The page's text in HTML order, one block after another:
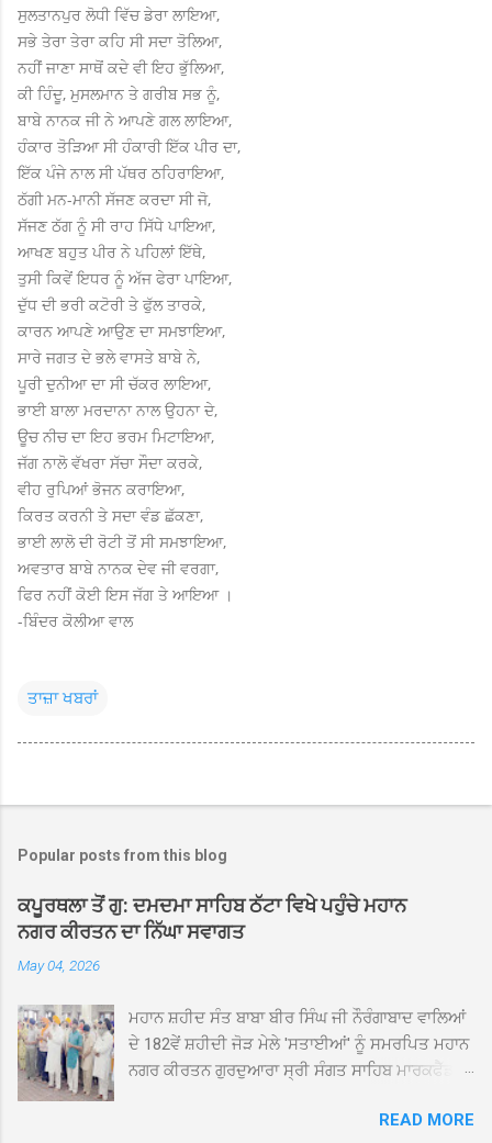
ਸੁਲਤਾਨਪੁਰ ਲੋਧੀ ਵਿੱਚ ਡੇਰਾ ਲਾਇਆ,
ਸਭੇ ਤੇਰਾ ਤੇਰਾ ਕਹਿ ਸੀ ਸਦਾ ਤੋਲਿਆ,
ਨਹੀਂ ਜਾਣਾ ਸਾਥੋਂ ਕਦੇ ਵੀ ਇਹ ਭੁੱਲਿਆ,
ਕੀ ਹਿੰਦੂ, ਮੁਸਲਮਾਨ ਤੇ ਗਰੀਬ ਸਭ ਨੂੰ,
ਬਾਬੇ ਨਾਨਕ ਜੀ ਨੇ ਆਪਣੇ ਗਲ ਲਾਇਆ,
ਹੰਕਾਰ ਤੋੜਿਆ ਸੀ ਹੰਕਾਰੀ ਇੱਕ ਪੀਰ ਦਾ,
ਇੱਕ ਪੰਜੇ ਨਾਲ ਸੀ ਪੱਥਰ ਠਹਿਰਾਇਆ,
ਠੱਗੀ ਮਨ-ਮਾਨੀ ਸੱਜਣ ਕਰਦਾ ਸੀ ਜੋ,
ਸੱਜਣ ਠੱਗ ਨੂੰ ਸੀ ਰਾਹ ਸਿੱਧੇ ਪਾਇਆ,
ਆਖਣ ਬਹੁਤ ਪੀਰ ਨੇ ਪਹਿਲਾਂ ਇੱਥੇ,
ਤੁਸੀ ਕਿਵੇਂ ਇਧਰ ਨੂੰ ਅੱਜ ਫੇਰਾ ਪਾਇਆ,
ਦੁੱਧ ਦੀ ਭਰੀ ਕਟੋਰੀ ਤੇ ਫੁੱਲ ਤਾਰਕੇ,
ਕਾਰਨ ਆਪਣੇ ਆਉਣ ਦਾ ਸਮਝਾਇਆ,
ਸਾਰੇ ਜਗਤ ਦੇ ਭਲੇ ਵਾਸਤੇ ਬਾਬੇ ਨੇ,
ਪੂਰੀ ਦੁਨੀਆ ਦਾ ਸੀ ਚੱਕਰ ਲਾਇਆ,
ਭਾਈ ਬਾਲਾ ਮਰਦਾਨਾ ਨਾਲ ਉਹਨਾ ਦੇ,
ਊਚ ਨੀਚ ਦਾ ਇਹ ਭਰਮ ਮਿਟਾਇਆ,
ਜੱਗ ਨਾਲੋ ਵੱਖਰਾ ਸੱਚਾ ਸੌਦਾ ਕਰਕੇ,
ਵੀਹ ਰੁਪਿਆਂ ਭੋਜਨ ਕਰਾਇਆ,
ਕਿਰਤ ਕਰਨੀ ਤੇ ਸਦਾ ਵੰਡ ਛੱਕਣਾ,
ਭਾਈ ਲਾਲੋ ਦੀ ਰੋਟੀ ਤੋਂ ਸੀ ਸਮਝਾਇਆ,
ਅਵਤਾਰ ਬਾਬੇ ਨਾਨਕ ਦੇਵ ਜੀ ਵਰਗਾ,
ਫਿਰ ਨਹੀਂ ਕੋਈ ਇਸ ਜੱਗ ਤੇ ਆਇਆ ।
-ਬਿੰਦਰ ਕੋਲੀਆ ਵਾਲ
ਤਾਜ਼ਾ ਖਬਰਾਂ
Popular posts from this blog
ਕਪੂਰਥਲਾ ਤੋਂ ਗੁ: ਦਮਦਮਾ ਸਾਹਿਬ ਠੱਟਾ ਵਿਖੇ ਪਹੁੰਚੇ ਮਹਾਨ
ਨਗਰ ਕੀਰਤਨ ਦਾ ਨਿੱਘਾ ਸਵਾਗਤ
May 04, 2026
ਮਹਾਨ ਸ਼ਹੀਦ ਸੰਤ ਬਾਬਾ ਬੀਰ ਸਿੰਘ ਜੀ ਨੌਰੰਗਾਬਾਦ ਵਾਲਿਆਂ
ਦੇ 182ਵੇਂ ਸ਼ਹੀਦੀ ਜੋੜ ਮੇਲੇ 'ਸਤਾਈਆਂ' ਨੂੰ ਸਮਰਪਿਤ ਮਹਾਨ
ਨਗਰ ਕੀਰਤਨ ਗੁਰਦੁਆਰਾ ਸ੍ਰੀ ਸੰਗਤ ਸਾਹਿਬ ਮਾਰਕਫੈੱਡ
ਸਰਪ੍ਰਸਤੀ ਹੇਠ, ਪੰਜ ਪਿਆਰਿਆਂ ਦੀ ਅਗਵਾਈ ਵਿੱਚ
READ MORE